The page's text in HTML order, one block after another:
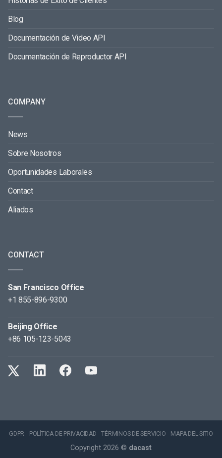
Blog
Documentación de Video API
Documentación de Reproductor API
COMPANY
News
Sobre Nosotros
Oportunidades Laborales
Contact
Aliados
CONTACT
San Francisco Office
+1 855-896-9300
Beijing Office
+86 105-123-5043
GDPR POLÍTICA DE PRIVACIDAD TÉRMINOS DE SERVICIO MAPA DEL SITIO
Copyright 2026 © dacast